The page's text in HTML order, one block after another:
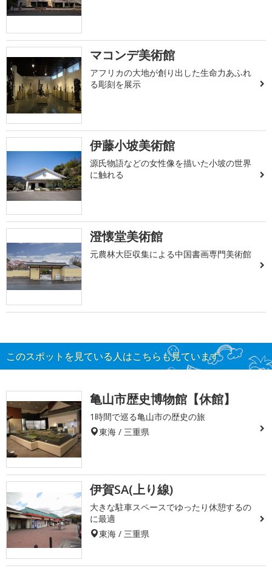
マコンデ美術館
アフリカの大地が創り出した生命力あふれ
る彫刻を展示
伊藤小坡美術館
源氏物語などの女性像を描いた小坡の世界
に触れる
澄懐堂美術館
元農林大臣収集による中国書画専門美術館
このスポットを見ている人はこちらも見ています
亀山市歴史博物館【休館】
1時間で巡る亀山市の歴史の旅
東海 / 三重県
伊賀SA(上り線)
大きな駐車スペースでゆったり休憩するの
に最適
東海 / 三重県